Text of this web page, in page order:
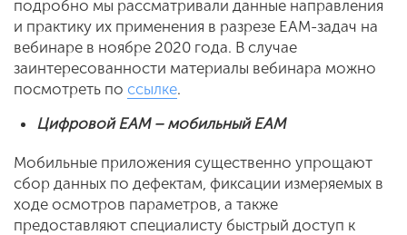
подробно мы рассматривали данные направления
и практику их применения в разрезе EAM-задач на
вебинаре в ноябре 2020 года. В случае
заинтересованности материалы вебинара можно
посмотреть по ссылке.
Цифровой EAM– мобильный EAM
Мобильные приложения существенно упрощают
сбор данных по дефектам, фиксации измеряемых в
ходе осмотров параметров, а также
предоставляют специалисту быстрый доступ к